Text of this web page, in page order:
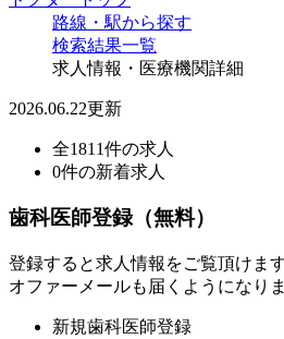
路線・駅から探す
検索結果一覧
求人情報・医療機関詳細
2026.06.22更新
全1811件の求人
0件の新着求人
歯科医師登録（無料）
登録すると求人情報をご覧頂けま
オファーメールも届くようになりま
新規歯科医師登録